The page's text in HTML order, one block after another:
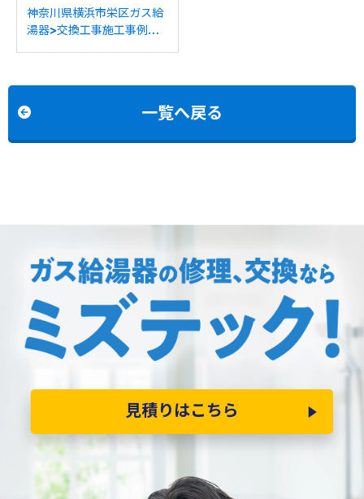
神奈川県横浜市栄区ガス給
湯器>交換工事施工事例：
一覧へ戻る
見積りはこちら